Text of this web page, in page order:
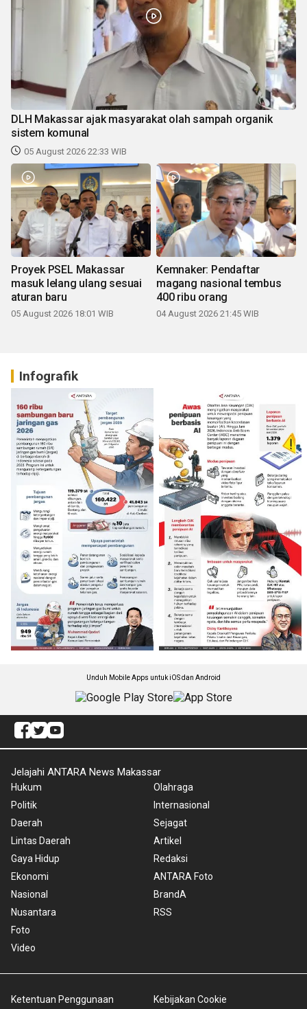
DLH Makassar ajak masyarakat olah sampah organik
sistem komunal
05 August 2026 22:33 WIB
Proyek PSEL Makassar
masuk lelang ulang sesuai
aturan baru
05 August 2026 18:01 WIB
Kemnaker: Pendaftar
magang nasional tembus
400 ribu orang
04 August 2026 21:45 WIB
Infografik
Unduh Mobile Apps untuk iOS dan Android
Jelajahi ANTARA News Makassar
Hukum
Politik
Daerah
Lintas Daerah
Gaya Hidup
Ekonomi
Nasional
Nusantara
Foto
Video
Olahraga
Internasional
Sejagat
Artikel
Redaksi
ANTARA Foto
BrandA
RSS
Ketentuan Penggunaan Kebijakan Cookie